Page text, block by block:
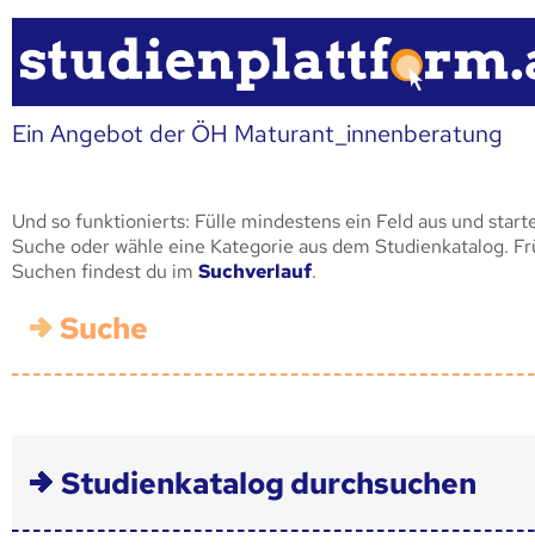
Ein Angebot der ÖH Maturant_innenberatung
Und so funktionierts: Fülle mindestens ein Feld aus und
Suche oder wähle eine Kategorie aus dem Studienkatalog.
Suchen findest du im Suchverlauf.
Suche
Studienkatalog durchsuchen